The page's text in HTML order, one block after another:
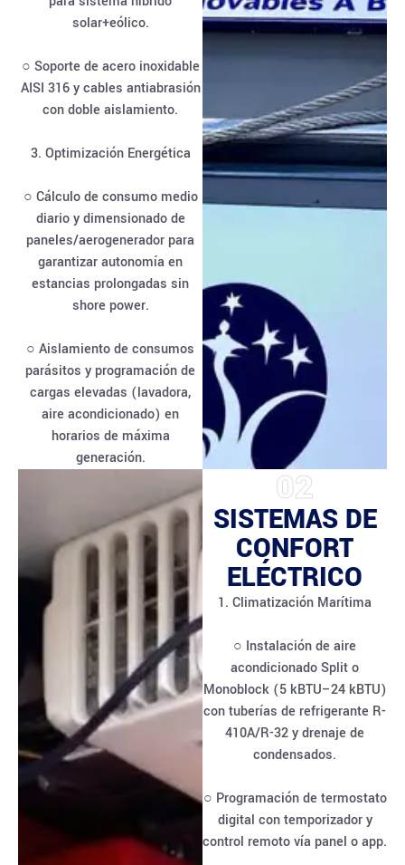
solar+eólico.
○ Soporte de acero inoxidable
AISI 316 y cables antiabrasión
con doble aislamiento.
3. Optimización Energética
○ Cálculo de consumo medio
diario y dimensionado de
paneles/aerogenerador para
garantizar autonomía en
estancias prolongadas sin
shore power.
○ Aislamiento de consumos
parásitos y programación de
cargas elevadas (lavadora,
aire acondicionado) en
horarios de máxima
generación.
02
SISTEMAS DE
CONFORT
ELÉCTRICO
1. Climatización Marítima
○ Instalación de aire
acondicionado Split o
Monoblock (5 kBTU–24 kBTU)
con tuberías de refrigerante R-
410A/R-32 y drenaje de
condensados.
○ Programación de termostato
digital con temporizador y
control remoto vía panel o app.